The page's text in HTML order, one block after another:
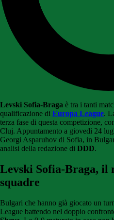
Levski Sofia-Braga è tra i tanti
qualificazione di Europa League.
terza fase di questa competizione,
Cluj. Appuntamento a giovedì 24
Georgi Asparuhov di Sofia, in
analisi della redazione di DDD.
Levski Sofia-Braga, il
squadre
Bulgari che hanno già giocato un
League battendo nel doppio